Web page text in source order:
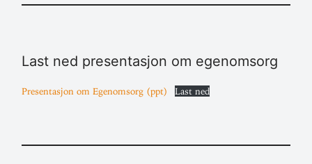
Last ned pre­sen­tasjon om egenomsorg
Pre­sen­tasjon om Egenomsorg (ppt) Last ned